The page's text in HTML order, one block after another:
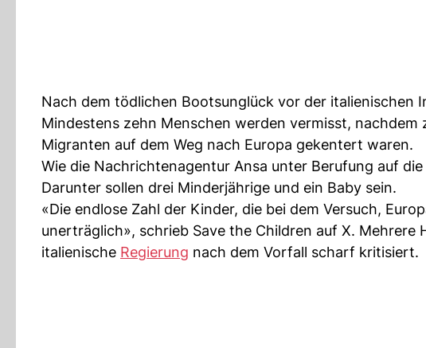
Nach dem tödlichen Bootsunglück vor der italienischen
Mindestens zehn Menschen werden vermisst,
Migranten auf dem Weg nach Europa gekentert waren.
Wie die Nachrichtenagentur Ansa unter Berufung auf
Darunter sollen drei Minderjährige und ein Baby sein.
«Die endlose Zahl der Kinder, die bei dem Versuch,
unerträglich», schrieb Save the Children auf X.
italienische Regierung nach dem Vorfall scharf kritisiert.